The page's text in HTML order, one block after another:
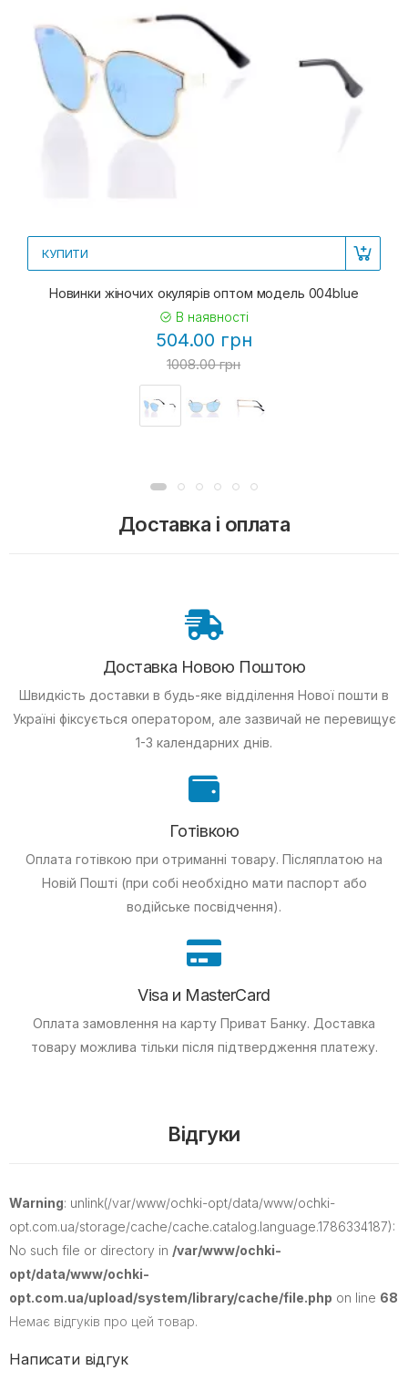
КУПИТИ
Новинки жіночих окулярів оптом модель 004blue
В наявності
504.00 грн
1008.00 грн
Доставка і оплата
Доставка Новою Поштою
Швидкість доставки в будь-яке відділення Нової пошти в
Україні фіксується оператором, але зазвичай не перевищує
1-3 календарних днів.
Готівкою
Оплата готівкою при отриманні товару. Післяплатою на
Новій Пошті (при собі необхідно мати паспорт або
водійське посвідчення).
Visa и MasterCard
Оплата замовлення на карту Приват Банку. Доставка
товару можлива тільки після підтвердження платежу.
Відгуки
Warning: unlink(/var/www/ochki-opt/data/www/ochki-
opt.com.ua/storage/cache/cache.catalog.language.1786334187):
No such file or directory in /var/www/ochki-
opt/data/www/ochki-
opt.com.ua/upload/system/library/cache/file.php on line 68
Немає відгуків про цей товар.
Написати відгук